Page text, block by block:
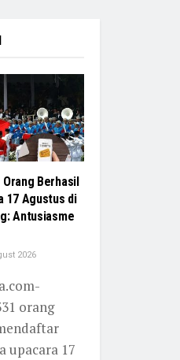
Berhasil
17 Agustus di
Antusiasme
2026
orang
upacara 17